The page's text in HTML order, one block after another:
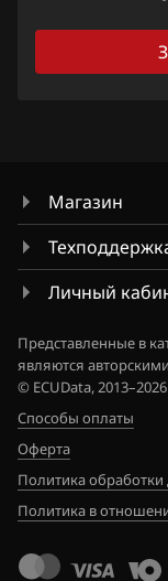
Peugeot
Porsche
Renault
Saab
Seat
SGMW
Магазин
Личный
Представленные в
являются
© ECUData,
Способы оплаты
Оферта
Политика
Политика в